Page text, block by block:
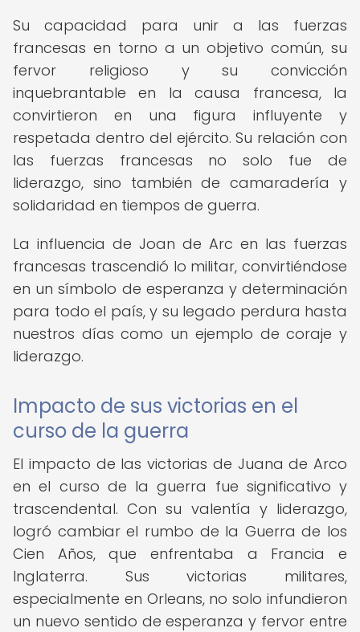
Su capacidad para unir a las fuerzas
francesas en torno a un objetivo común, su
fervor religioso y su convicción
inquebrantable en la causa francesa, la
convirtieron en una figura influyente y
respetada dentro del ejército. Su relación con
las fuerzas francesas no solo fue de
liderazgo, sino también de camaradería y
solidaridad en tiempos de guerra.
La influencia de Joan de Arc en las fuerzas
francesas trascendió lo militar, convirtiéndose
en un símbolo de esperanza y determinación
para todo el país, y su legado perdura hasta
nuestros días como un ejemplo de coraje y
liderazgo.
Impacto de sus victorias en el
curso de la guerra
El impacto de las victorias de Juana de Arco
en el curso de la guerra fue significativo y
trascendental. Con su valentía y liderazgo,
logró cambiar el rumbo de la Guerra de los
Cien Años, que enfrentaba a Francia e
Inglaterra. Sus victorias militares,
especialmente en Orleans, no solo infundieron
un nuevo sentido de esperanza y fervor entre